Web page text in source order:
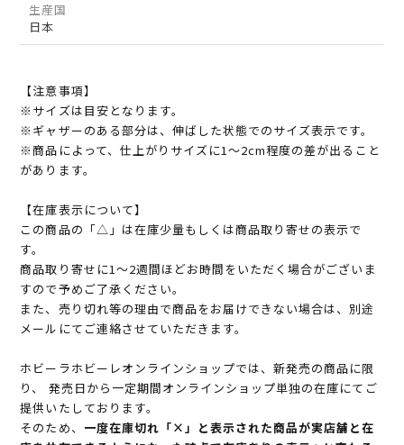
生産国
日本
【注意事項】
※サイズは目安となります。
※ギャザーのある部分は、伸ばした状態でのサイズ表示です。
※商品によって、仕上がりサイズに1～2cm程度の差が出ること
があります。
【在庫表示について】
この商品の「△」は在庫少量もしくは商品取り寄せの表示で
す。
商品取り寄せに1～2週間ほどお時間をいただく場合がございま
すので予めご了承ください。
また、売り切れ等の理由で商品をお届けできない場合は、別途
メールにてご連絡させていただきます。
ホビーラホビーレオンラインショップでは、新発売の商品に限
り、 発売日から一定期間オンラインショップ単独の在庫にてご
提供いたしております。
そのため、 一度在庫切れ「×」と表示された商品が実店舗と在